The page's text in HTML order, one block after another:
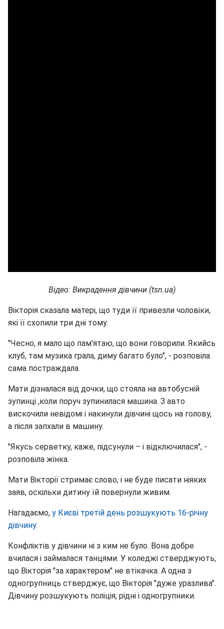
Відео: Викрадення дівчини (tsn.ua)
Вікторія сказала матері, що туди її привезли чоловіки,
які її схопили три дні тому.
"Чесно, я мало що пам'ятаю, що вони говорили. Якийсь
клуб, там музика грала, диму багато було", - розповіла
сама постраждала.
Мати дізналася від дочки, що стояла на автобусній
зупинці ,коли поруч зупинилася машина. З авто
вискочили невідомі і накинули дівчині щось на голову,
а після запхали в машину.
"Якусь серветку, каже, підсунули – і відключилася", -
розповіла жінка.
Мати Вікторії стримає слово, і не буде писати ніяких
заяв, оскільки дитину їй повернули живим.
Нагадаємо, у Києві третій день розшукують 16-річну
дівчину.
Конфліктів у дівчини ні з ким не було. Вона добре
вчилася і займалася танцями. У коледжі стверджують,
що Вікторія "за характером" не втікачка. А одна з
одногрупниць стверджує, що Вікторія "дуже уразлива".
Дівчину розшукують поліція, рідні і одногрупники.